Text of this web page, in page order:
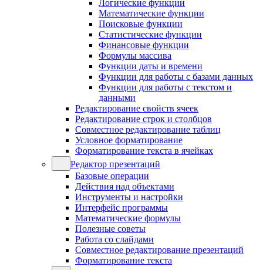
Логические функции
Математические функции
Поисковые функции
Статистические функции
Финансовые функции
Формулы массива
Функции даты и времени
Функции для работы с базами данных
Функции для работы с текстом и
данными
Редактирование свойств ячеек
Редактирование строк и столбцов
Совместное редактирование таблиц
Условное форматирование
Форматирование текста в ячейках
Редактор презентаций
Базовые операции
Действия над объектами
Инструменты и настройки
Интерфейс программы
Математические формулы
Полезные советы
Работа со слайдами
Совместное редактирование презентаций
Форматирование текста